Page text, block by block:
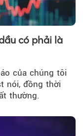
có phải là
của chúng tôi
nói, đồng thời
thường.